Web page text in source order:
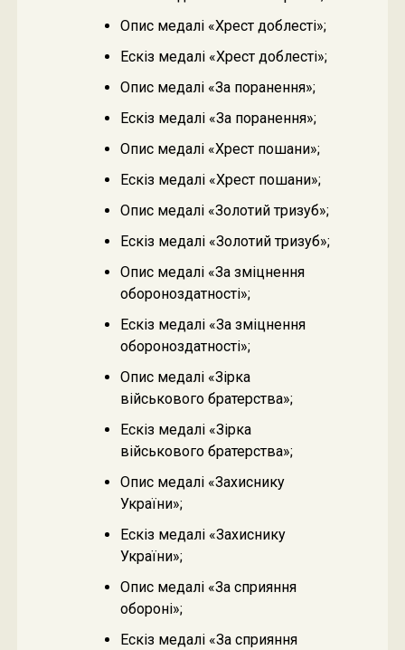
Опис медалі «Хрест доблесті»;
Ескіз медалі «Хрест доблесті»;
Опис медалі «За поранення»;
Ескіз медалі «За поранення»;
Опис медалі «Хрест пошани»;
Ескіз медалі «Хрест пошани»;
Опис медалі «Золотий тризуб»;
Ескіз медалі «Золотий тризуб»;
Опис медалі «За зміцнення
обороноздатності»;
Ескіз медалі «За зміцнення
обороноздатності»;
Опис медалі «Зірка
військового братерства»;
Ескіз медалі «Зірка
військового братерства»;
Опис медалі «Захиснику
України»;
Ескіз медалі «Захиснику
України»;
Опис медалі «За сприяння
обороні»;
Ескіз медалі «За сприяння